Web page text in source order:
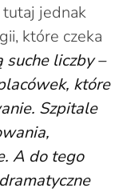
jednak
które czeka
suche liczby –
które
Szpitale
A do tego